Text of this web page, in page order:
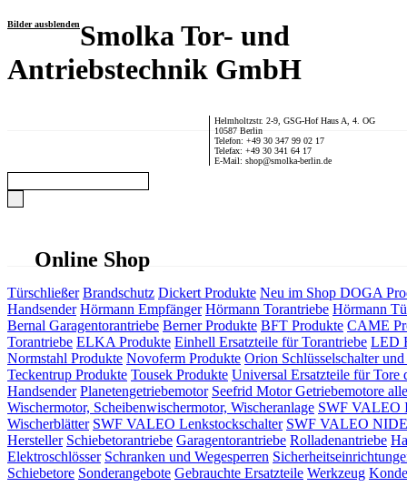
Bilder ausblendenSmolka Tor- und
Antriebstechnik GmbH
Helmholtzstr. 2-9, GSG-Hof Haus A, 4. OG
10587 Berlin
Telefon: +49 30 347 99 02 17
Telefax: +49 30 341 64 17
E-Mail: shop@smolka-berlin.de
Online Shop
Türschließer Brandschutz Dickert Produkte Neu im Shop DOGA
Handsender Hörmann Empfänger Hörmann Torantriebe Hörmann
Bernal Garagentorantriebe Berner Produkte BFT Produkte CAME
Torantriebe ELKA Produkte Einhell Ersatzteile für Torantriebe LED
Normstahl Produkte Novoferm Produkte Orion Schlüsselschalter und
Teckentrup Produkte Tousek Produkte Universal Ersatzteile für Tore
Handsender Planetengetriebemotor Seefrid Motor Getriebemotore
Wischermotor, Scheibenwischermotor, Wischeranlage SWF VALEO
Wischerblätter SWF VALEO Lenkstockschalter SWF VALEO
Hersteller Schiebetorantriebe Garagentorantriebe Rolladenantriebe
Elektroschlösser Schranken und Wegesperren
Schiebetore Sonderangebote Gebrauchte Ersatzteile Werkzeug